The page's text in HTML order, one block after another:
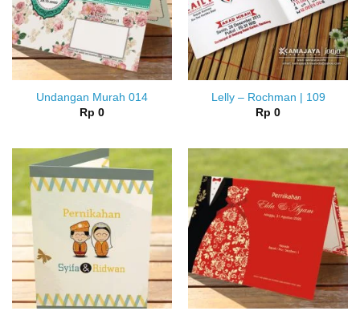
Undangan Murah 014
Rp 0
Lelly – Rochman | 109
Rp 0